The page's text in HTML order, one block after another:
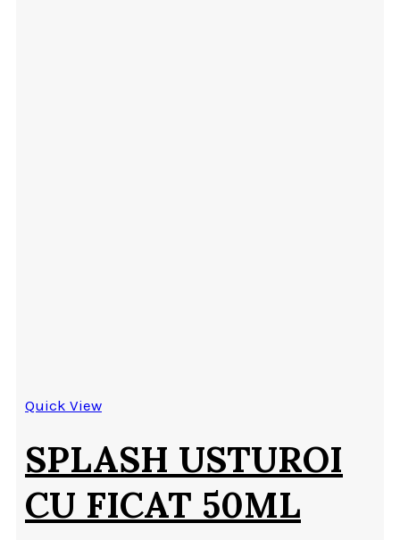
Quick View
SPLASH USTUROI
CU FICAT 50ML